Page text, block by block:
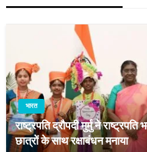
भारत
राष्ट्रपति द्रौपदी मुर्मु ने
छात्रों के साथ रक्षाबंधन मनाया